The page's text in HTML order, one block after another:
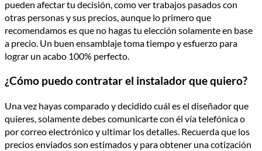
pueden afectar tu decisión, como ver trabajos pasados con
otras personas y sus precios, aunque lo primero que
recomendamos es que no hagas tu elección solamente en base
a precio. Un buen ensamblaje toma tiempo y esfuerzo para
lograr un acabo 100% perfecto.
¿Cómo puedo contratar el instalador que quiero?
Una vez hayas comparado y decidido cuál es el diseñador que
quieres, solamente debes comunicarte con él vía telefónica o
por correo electrónico y ultimar los detalles. Recuerda que los
precios enviados son estimados y para obtener una cotización